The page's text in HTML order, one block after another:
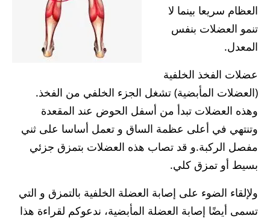
العظام سريعا بينما لا
تنمو العضلات بنفس
المعدل.
عضلات الفخذ الخلفية
(العضلات المأبضية) تشغل الجزء الخلفي من الفخذ.
وهذه العضلات تبدأ من أسفل الحوض عند المقعدة
وتنتهي في أعلى عظمة الساق و تعمل أساسا على ثني
مفصل الركبة.و قد تصاب هذه العضلات بتمزق جزئي
بسيط أو تمزق كلي.
ولإلقاء الضوء على إصابة العضلة الخلفية بالتمزق و التي
تسمى أيضًا إصابة العضلة المأبضية، ندعوكم لقراءة هذا